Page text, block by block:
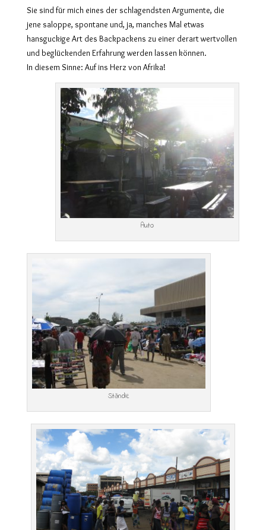
Sie sind für mich eines der schlagendsten Argumente, die
jene saloppe, spontane und, ja, manches Mal etwas
hansguckige Art des Backpackens zu einer derart wertvollen
und beglückenden Erfahrung werden lassen können.
In diesem Sinne: Auf ins Herz von Afrika!
Auto
Stände